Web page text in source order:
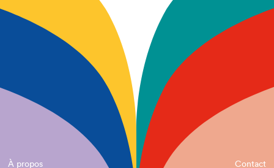
À propos
Contact